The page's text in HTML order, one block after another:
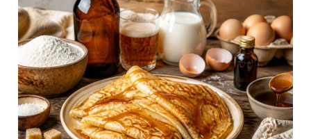
sucre glace au lave-vaisselle
mais pas son couvercle, il est
recommandé de bien sécher
la partie en inox afin qu'elle ne
rouille pas